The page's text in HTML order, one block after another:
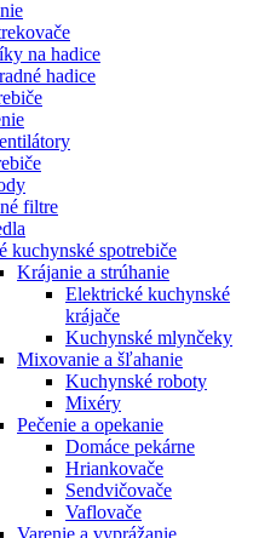
na hadice
hadice
filtre
kuchynské spotrebiče
Krájanie a strúhanie
Elektrické kuchynské
krájače
Kuchynské mlynčeky
Mixovanie a šľahanie
Kuchynské roboty
Mixéry
Pečenie a opekanie
Domáce pekárne
Hriankovače
Sendvičovače
Vaflovače
Varenie a vyprážanie